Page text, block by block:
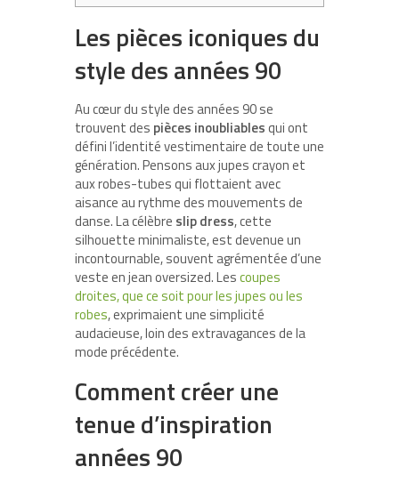
Les pièces iconiques du
style des années 90
Au cœur du style des années 90 se
trouvent des pièces inoubliablesqui ont
défini l’identité vestimentaire de toute une
génération. Pensons aux jupes crayon et
aux robes-tubes qui flottaient avec
aisance au rythme des mouvements de
danse. La célèbre slip dress, cette
silhouette minimaliste, est devenue un
incontournable, souvent agrémentée d’une
veste en jean oversized. Lescoupes
droites, que ce soit pour les jupes ou les
robes, exprimaient une simplicité
audacieuse, loin des extravagances de la
mode précédente.
Comment créer une
tenue d’inspiration
années 90